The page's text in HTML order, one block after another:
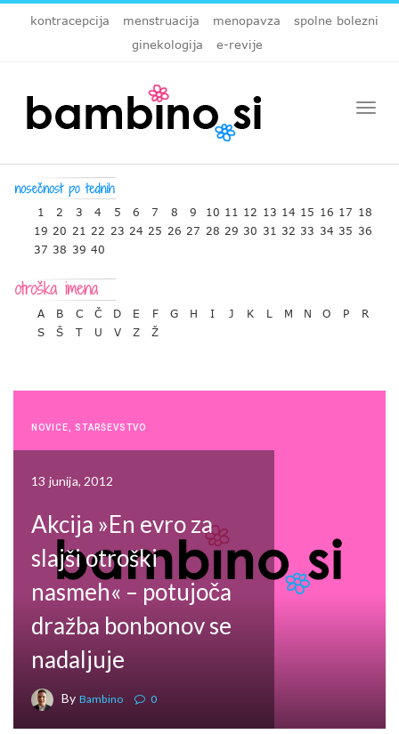
kontracepcija menstruacija menopavza
spolne bolezni
ginekologija
e-revije
1 2 3 4 5 6 7 8 9 10 11 12 13 14 15 16 17 18
19 20 21 22 23 24 25 26 27 28 29 30 31 32 33 34 35 36
37 38 39 40
A B C Č D E F G H I J K L M N O P
R
S
Š T U V Z Ž
NOVICE STARŠEVSTVO
13 junija, 2012
Akcija »En evro za
slajši otroški
nasmeh« – potujoča
dražba bonbonov se
nadaljuje
By Bambino 0